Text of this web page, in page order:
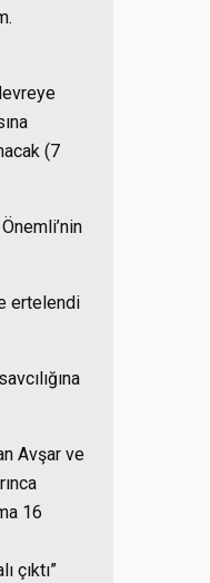
(7
ertelendi
Avşar ve
16
çıktı”